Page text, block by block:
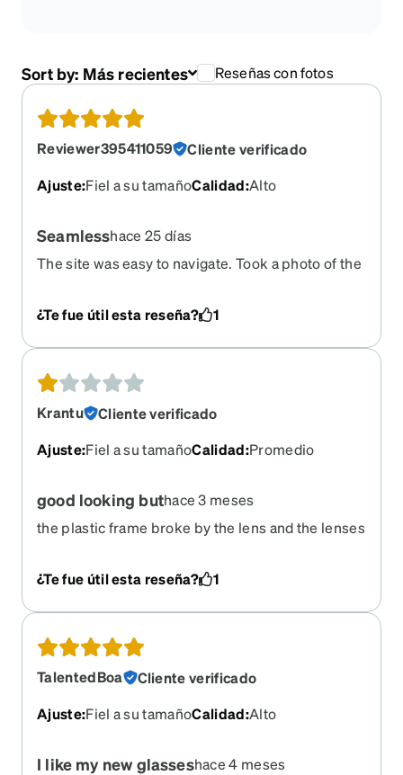
Sort by: Más recientes Reseñas con fotos
Reviewer395411059
Cliente verificado
Ajuste:Fiel a su tamañoCalidad:Alto
Seamlesshace 25 días
The site was easy to navigate. Took a photo of the
¿Te fue útil esta reseña? 1
Krantu
Cliente verificado
Ajuste:Fiel a su tamañoCalidad:Promedio
good looking buthace 3 meses
the plastic frame broke by the lens and the lenses
¿Te fue útil esta reseña?
1
TalentedBoa
Cliente verificado
Ajuste:Fiel a su tamañoCalidad:Alto
I like my new glasseshace 4 meses